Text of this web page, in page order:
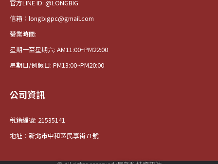
官方LINE ID: @LONGBIG
信箱：longbigpc@gmail.com
營業時間:
星期一至星期六: AM11:00~PM22:00
星期日/例假日: PM13:00~PM20:00
公司資訊
稅籍編號: 21535141
地址：新北市中和區民享街71號